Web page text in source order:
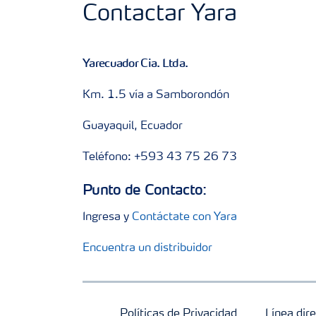
Contactar Yara
Yarecuador Cia. Ltda.
Km. 1.5 vía a Samborondón
Guayaquil, Ecuador
Teléfono: +593 43 75 26 73
Punto de Contacto:
Ingresa y Contáctate con Yara
Encuentra un distribuidor